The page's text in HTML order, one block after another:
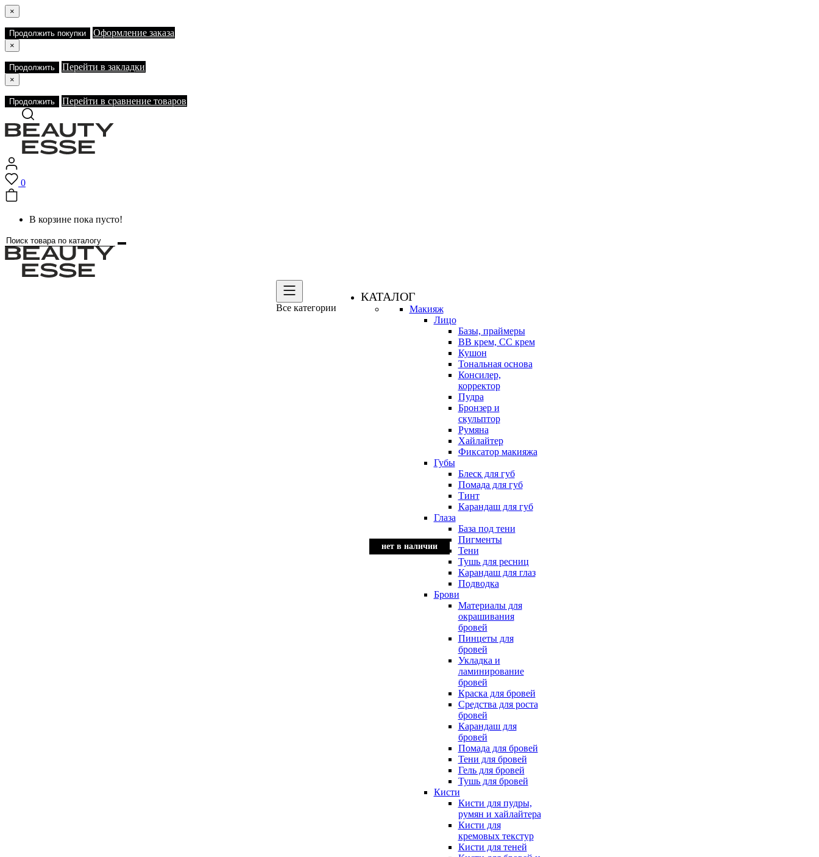
×
Продолжить покупки Оформление заказа
×
Продолжить Перейти в закладки
×
Продолжить Перейти в сравнение товаров
0
В корзине пока пусто!
Все категории
КАТАЛОГ
Макияж
Лицо
Базы, праймеры
BB крем, CC крем
Кушон
Тональная основа
Консилер,
корректор
Пудра
Бронзер и
скульптор
Румяна
Хайлайтер
Фиксатор макияжа
Губы
Блеск для губ
Помада для губ
Тинт
Карандаш для губ
Глаза
База под тени
Пигменты
Тени
Тушь для ресниц
Карандаш для глаз
Подводка
Брови
Материалы для
окрашивания
бровей
Пинцеты для
бровей
Укладка и
ламинирование
бровей
Краска для бровей
Средства для роста
бровей
Карандаш для
бровей
Помада для бровей
Тени для бровей
Гель для бровей
Тушь для бровей
Кисти
Кисти для пудры,
румян и хайлайтера
Кисти для
кремовых текстур
Кисти для теней
нет в наличии
нет в наличии
нет в наличии